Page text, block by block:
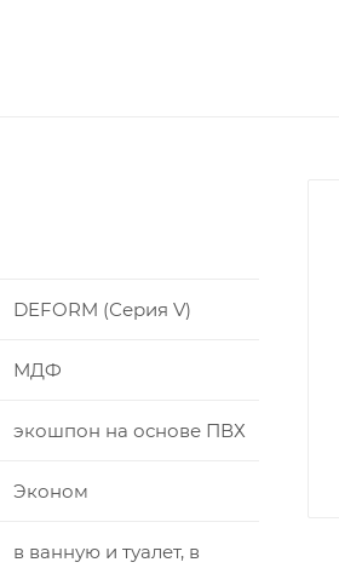
DEFORM (Серия V)
МДФ
экошпон на основе ПВХ
Эконом
в ванную и туалет, в